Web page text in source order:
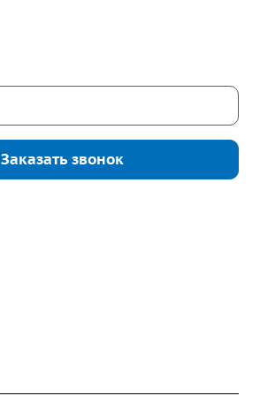
Заказать звонок